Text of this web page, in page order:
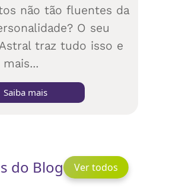
não tão fluentes da
O seu
traz tudo isso e
Saiba mais
do Blog Ver todos